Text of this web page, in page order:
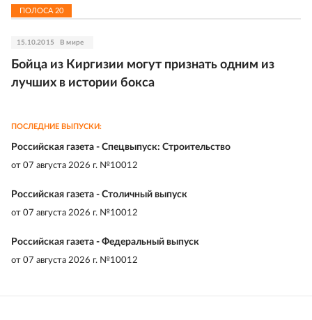
ПОЛОСА 20
15.10.2015 В мире
Бойца из Киргизии могут признать одним из
лучших в истории бокса
ПОСЛЕДНИЕ ВЫПУСКИ:
Российская газета - Спецвыпуск: Строительство
от 07 августа 2026 г. №10012
Российская газета - Столичный выпуск
от 07 августа 2026 г. №10012
Российская газета - Федеральный выпуск
от 07 августа 2026 г. №10012